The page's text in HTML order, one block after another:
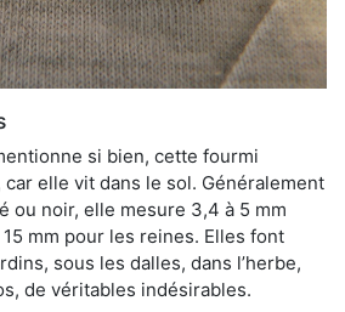
si bien, cette fourmi
elle vit dans le sol. Généralement
ou noir, elle mesure 3,4 à 5 mm
mm pour les reines. Elles font
sous les dalles, dans l’herbe,
de véritables indésirables.